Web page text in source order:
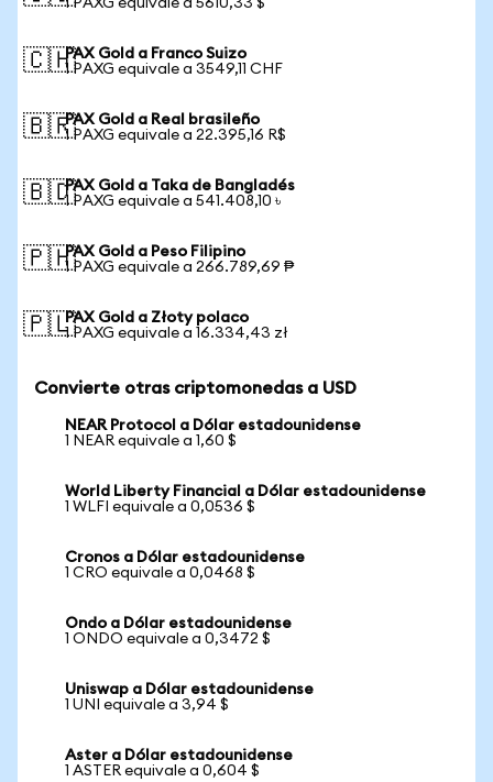
1 PAXG equivale a 5610,33 $
🇨🇭PAX Gold a Franco Suizo
1 PAXG equivale a 3549,11 CHF
🇧🇷PAX Gold a Real brasileño
1 PAXG equivale a 22.395,16 R$
🇧🇩PAX Gold a Taka de Bangladés
1 PAXG equivale a 541.408,10 ৳
🇵🇭PAX Gold a Peso Filipino
1 PAXG equivale a 266.789,69 ₱
🇵🇱PAX Gold a Złoty polaco
1 PAXG equivale a 16.334,43 zł
Convierte otras criptomonedas a USD
NEAR Protocol a Dólar estadounidense
1 NEAR equivale a 1,60 $
World Liberty Financial a Dólar estadounidense
1 WLFI equivale a 0,0536 $
Cronos a Dólar estadounidense
1 CRO equivale a 0,0468 $
Ondo a Dólar estadounidense
1 ONDO equivale a 0,3472 $
Uniswap a Dólar estadounidense
1 UNI equivale a 3,94 $
Aster a Dólar estadounidense
1 ASTER equivale a 0,604 $